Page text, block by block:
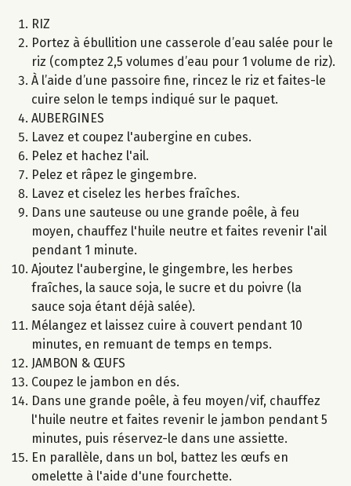
RIZ
Portez à ébullition une casserole d’eau salée pour le
riz (comptez 2,5 volumes d’eau pour 1 volume de riz).
À l’aide d’une passoire fine, rincez le riz et faites-le
cuire selon le temps indiqué sur le paquet.
AUBERGINES
Lavez et coupez l'aubergine en cubes.
Pelez et hachez l'ail.
Pelez et râpez le gingembre.
Lavez et ciselez les herbes fraîches.
Dans une sauteuse ou une grande poêle, à feu
moyen, chauffez l'huile neutre et faites revenir l'ail
pendant 1 minute.
Ajoutez l'aubergine, le gingembre, les herbes
fraîches, la sauce soja, le sucre et du poivre (la
sauce soja étant déjà salée).
Mélangez et laissez cuire à couvert pendant 10
minutes, en remuant de temps en temps.
JAMBON & ŒUFS
Coupez le jambon en dés.
Dans une grande poêle, à feu moyen/vif, chauffez
l'huile neutre et faites revenir le jambon pendant 5
minutes, puis réservez-le dans une assiette.
En parallèle, dans un bol, battez les œufs en
omelette à l'aide d'une fourchette.